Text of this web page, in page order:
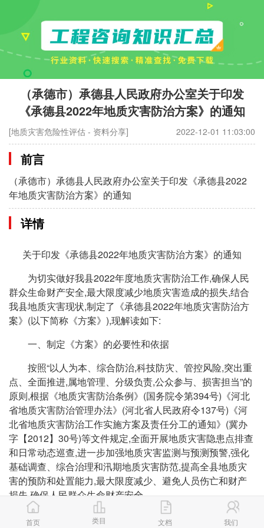
（承德市）承德县人民政府办公室关于印发
《承德县2022年地质灾害防治方案》的通知
[地质灾害危险性评估 - 资料分享] 2022-12-01 11:03:00
前言
（承德市）承德县人民政府办公室关于印发《承德县2022
年地质灾害防治方案》的通知
详情
关于印发《承德县2022年地质灾害防治方案》的通知
为切实做好我县2022年度地质灾害防治工作,确保人民
群众生命财产安全,最大限度减少地质灾害造成的损失,结合
我县地质灾害现状,制定了《承德县2022年地质灾害防治方
案》(以下简称《方案》),现解读如下:
一、制定《方案》的必要性和依据
按照“以人为本、综合防治,科技防灾、管控风险,突出重
点、全面推进,属地管理、分级负责,公众参与、损害担当”的
原则,根据《地质灾害防治条例》(国务院令第394号)《河北
省地质灾害防治管理办法》(河北省人民政府令137号)《河
北省地质灾害防治工作实施方案及责任分工的通知》(冀办
字【2012】30号)等文件规定,全面开展地质灾害隐患点排查
和日常动态巡查,进一步加强地质灾害监测与预测预警,强化
基础调查、综合治理和汛期地质灾害防范,提高全县地质灾
害的预防和处置能力,最大限度减少、避免人员伤亡和财产
损失,确保人民群众生命财产安全。
二、主要意义
首页 类目 文档 我们